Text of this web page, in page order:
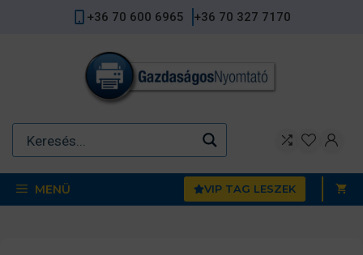
+36 70 600 6965 +36 70 327 7170
MENÜ VIP TAG LESZEK